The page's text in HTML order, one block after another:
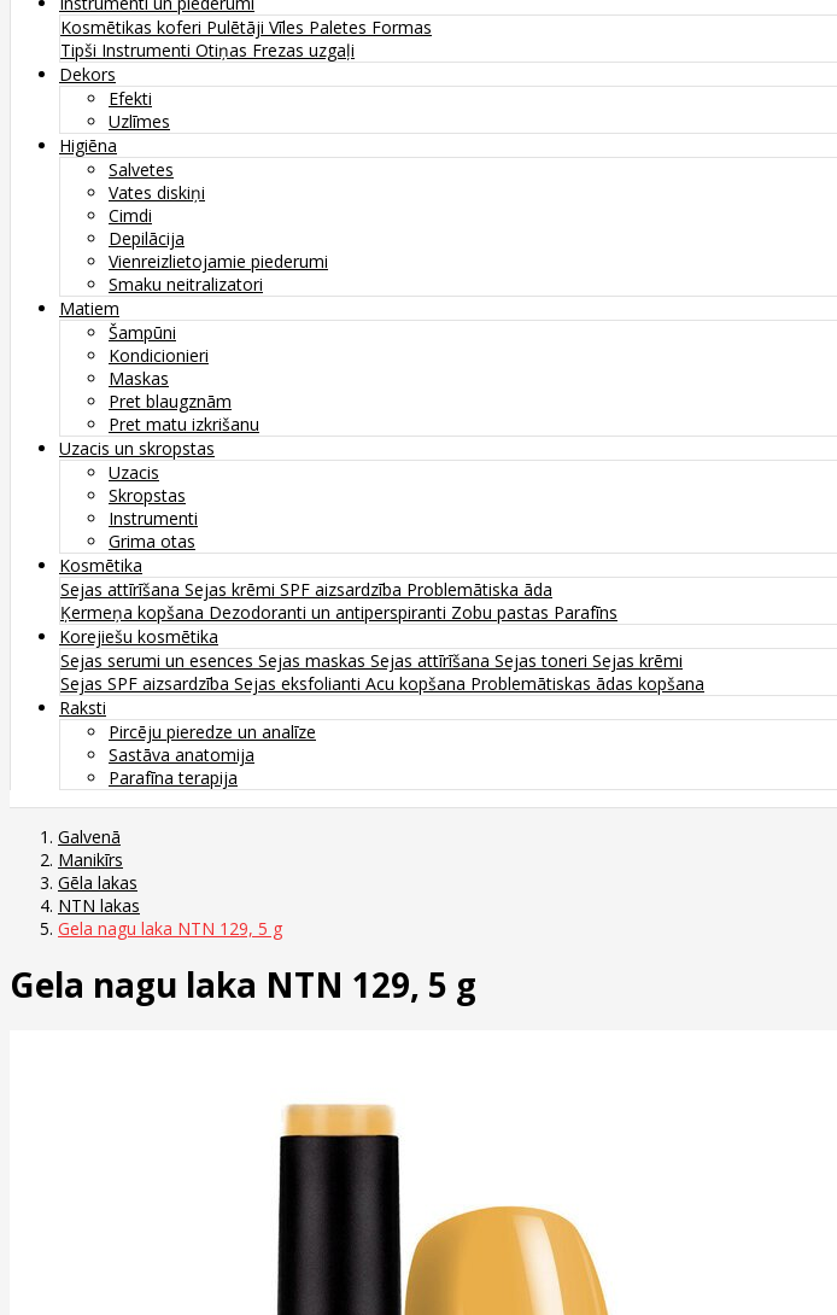
Kosmētikas koferi Pulētāji Vīles Paletes Formas
Tipši Instrumenti Otiņas Frezas uzgaļi
Dekors
Efekti
Uzlīmes
Higiēna
Salvetes
Vates diskiņi
Cimdi
Depilācija
Vienreizlietojamie piederumi
Smaku neitralizatori
Matiem
Šampūni
Kondicionieri
Maskas
Pret blaugznām
Pret matu izkrišanu
Uzacis un skropstas
Uzacis
Skropstas
Instrumenti
Grima otas
Kosmētika
Sejas attīrīšana Sejas krēmi SPF aizsardzība Problemātiska āda
Ķermeņa kopšana Dezodoranti un antiperspiranti Zobu pastas Parafīns
Korejiešu kosmētika
Sejas serumi un esences Sejas maskas Sejas attīrīšana Sejas toneri Sejas krēmi
Sejas SPF aizsardzība Sejas eksfolianti Acu kopšana Problemātiskas ādas kopšana
Raksti
Pircēju pieredze un analīze
Sastāva anatomija
Parafīna terapija
Galvenā
Manikīrs
Gēla lakas
NTN lakas
Gela nagu laka NTN 129, 5 g
Gela nagu laka NTN 129, 5 g